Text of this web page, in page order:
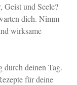
Geist und Seele?
dich. Nimm
wirksame
durch deinen Tag.
für deine